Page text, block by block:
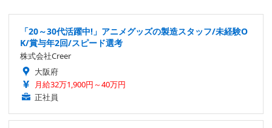
「20～30代活躍中!」アニメグッズの製造スタッフ/未経験O
K/賞与年2回/スピード選考
株式会社Creer
大阪府
月給32万1,900円～40万円
正社員